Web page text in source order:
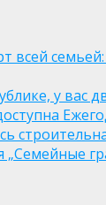
всей
у вас
„Семейные